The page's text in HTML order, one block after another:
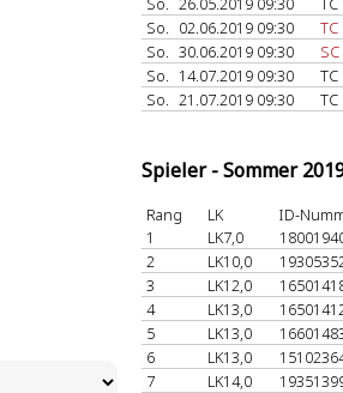
So. 02.06.2019 09:30
So. 30.06.2019 09:30
So. 14.07.2019 09:30
So. 21.07.2019 09:30
Spieler - Sommer
Rang LK
ID-
1
LK7,0
2
LK10,0
3
LK12,0
4
LK13,0
5
LK13,0
6
LK13,0
7
LK14,0